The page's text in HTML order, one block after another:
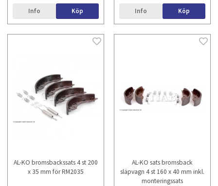
Info Köp Info Köp
AL-KO bromsbackssats 4 st 200
x 35 mm för RM2035
AL-KO sats bromsback
släpvagn 4 st 160 x 40 mm inkl.
monteringssats